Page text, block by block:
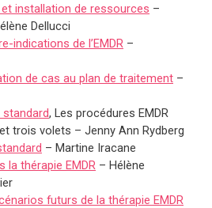
installation de ressources –
Dellucci
indications de l’EMDR –
de cas au plan de traitement –
standard, Les procédures EMDR
trois volets – Jenny Ann Rydberg
– Martine Iracane
la thérapie EMDR – Hélène
futurs de la thérapie EMDR